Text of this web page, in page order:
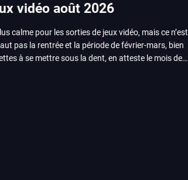
vidéo août 2026
calme pour les sorties de jeux vidéo, mais ce n’est
pas la rentrée et la période de février-mars, bien
à se mettre sous la dent, en atteste le mois de
nous montre que Game Freak sait faire autre
pas la période de Gamescom, avec Star Wars,
qui sortiront au mois de juin. Vous trouverez